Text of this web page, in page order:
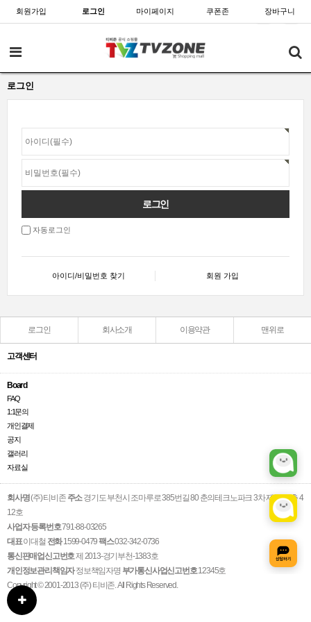
회원가입 로그인 마이페이지 쿠폰존 장바구니
로그인
자동로그인
아이디/비밀번호 찾기 회원 가입
로그인 회사소개 이용약관 맨위로
고객센터
Board
FAQ
1:1문의
개인결제
공지
갤러리
자료실
회사명(주) 티비존 주소경기도 부천시 조마루로 385번길 80 춘의테크노파크 3차 제1동 4층 4
12호
사업자 등록번호791-88-03265
대표이대철 전화1599-0479팩스032-342-0736
통신판매업신고번호제 2013-경기부천-1383호
개인정보관리책임자정보책임자명 부가통신사업신고번호12345호
Copyright © 2001-2013 (주) 티비존. All Rights Reserved.